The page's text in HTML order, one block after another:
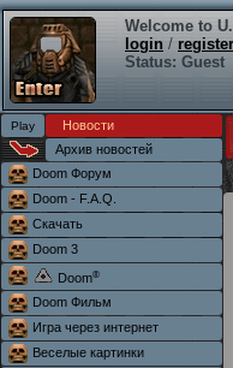
Welcome to
login / register
Status: Guest
Новости
Архив новостей
Doom Форум
Doom - F.A.Q.
Скачать
Doom 3
Doom®
Doom Фильм
Игра через интернет
Веселые картинки